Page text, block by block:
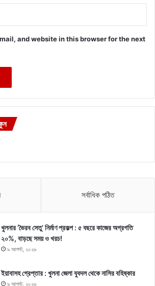
and website in this browser for the next
সর্বাধিক পঠিত
খুলনার ‘ভৈরব সেতু’ নির্মাণ প্রকল্প : ৫ বছরে কাজের অগ্রগতি
২০%, বাড়ছে সময় ও খরচ!
৯ আগস্ট, ২০২৬
ইয়াবাসহ গ্রেপ্তার : খুলনা জেলা যুবদল থেকে নাসির বহিষ্কার
৯ আগস্ট, ২০২৬